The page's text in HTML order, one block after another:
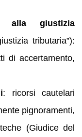
alla giustizia
tributaria”):
di accertamento,
: ricorsi cautelari
pignoramenti,
(Giudice del